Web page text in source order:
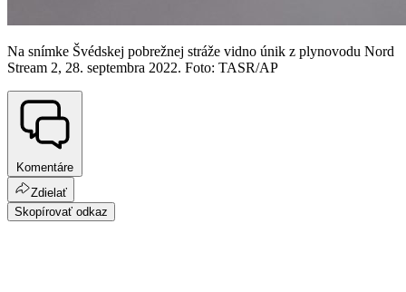
Na snímke Švédskej pobrežnej stráže vidno únik z plynovodu Nord
Stream 2, 28. septembra 2022. Foto: TASR/AP
Komentáre
Zdielať
Skopírovať odkaz